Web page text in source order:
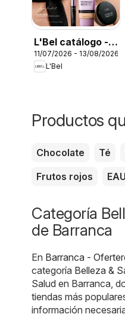
L'Bel catálogo -
Campaña 12
11/07/2026 - 13/08/2026
L'Bel
Productos
Chocolate Té
Frutos rojos
Categoría
de Barranca
En Barranca -
categoría Belleza &
Salud en Barranca,
tiendas más
información